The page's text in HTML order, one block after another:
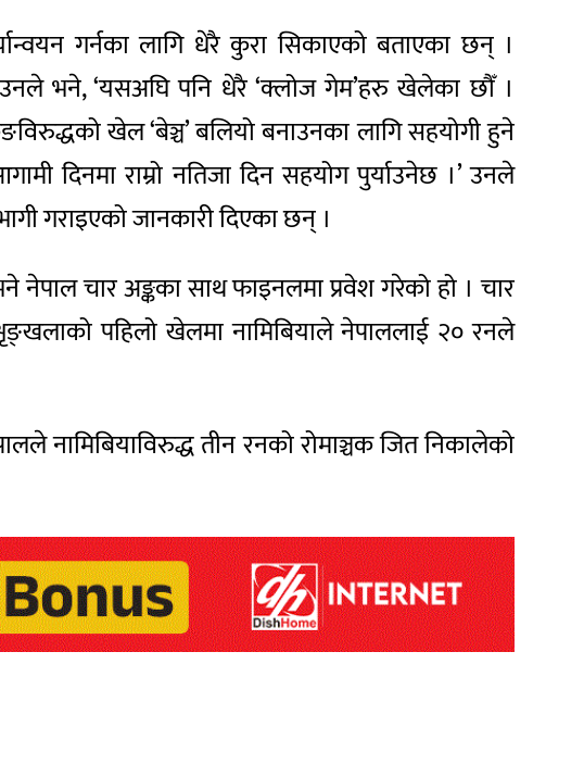
गर्नका लागि धेरै कुरा सिकाएको बताएका छन् ।
उनले भने, ‘यसअघि पनि धेरै ‘क्लोज गेम’हरु खेलेका छौँ ।
खेल ‘बेञ्च’ बलियो बनाउनका लागि सहयोगी हुने
दिनमा राम्रो नतिजा दिन सहयोग पुर्याउनेछ ।’ उनले
गराइएको जानकारी दिएका छन् ।
नेपाल चार अङ्कका साथ फाइनलमा प्रवेश गरेको हो । चार
पहिलो खेलमा नामिबियाले नेपाललाई २० रनले
नामिबियाविरुद्ध तीन रनको रोमाञ्चक जित निकालेको